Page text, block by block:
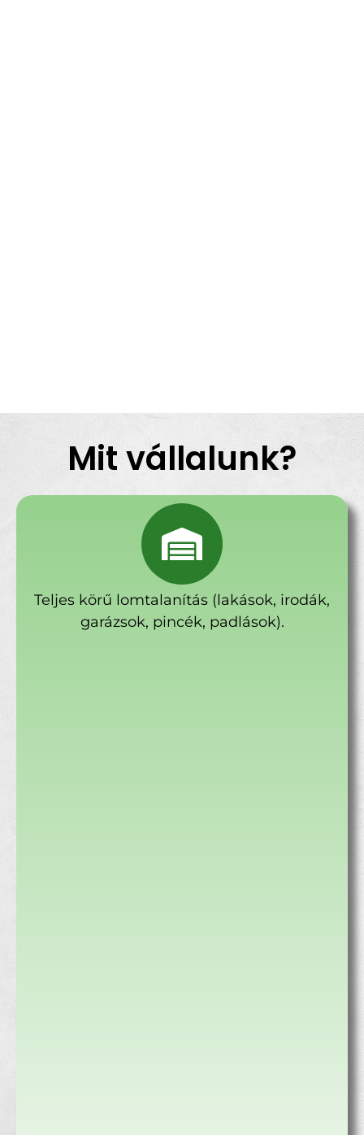
Mit vállalunk?
Teljes körű lomtalanítás (lakások, irodák,
garázsok, pincék, padlások).